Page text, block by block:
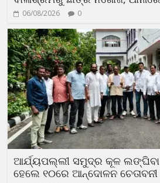
06/08/2026 0
ଆର୍ଯ୍ୟପଲ୍ଲୀ ସମୁଦ୍ର କୂଳ ଲଙ୍ଘିବା
ହେଲେ ୧୦ରେ ଆନ୍ଦୋଳନ ଚେତାବନୀ